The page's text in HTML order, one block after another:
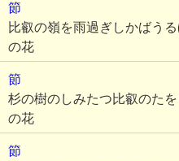
節
比叡の嶺を雨過ぎしかばう
の花
節
杉の樹のしみたつ比叡のた
の花
節